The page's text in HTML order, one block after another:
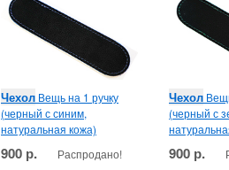
Чехол Вещь на 1 ручку
(черный с синим,
натуральная кожа)
900 р. Распродано!
Чехол
(черный с
900 р.